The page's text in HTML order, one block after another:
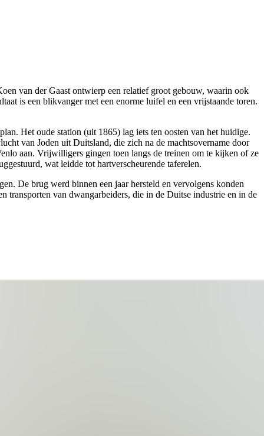
van der Gaast ontwierp een relatief groot gebouw, waarin ook
is een blikvanger met een enorme luifel en een vrijstaande toren.
Het oude station (uit 1865) lag iets ten oosten van het huidige.
van Joden uit Duitsland, die zich na de machtsovername door
aan. Vrijwilligers gingen toen langs de treinen om te kijken of ze
wat leidde tot hartverscheurende taferelen.
De brug werd binnen een jaar hersteld en vervolgens konden
transporten van dwangarbeiders, die in de Duitse industrie en in de